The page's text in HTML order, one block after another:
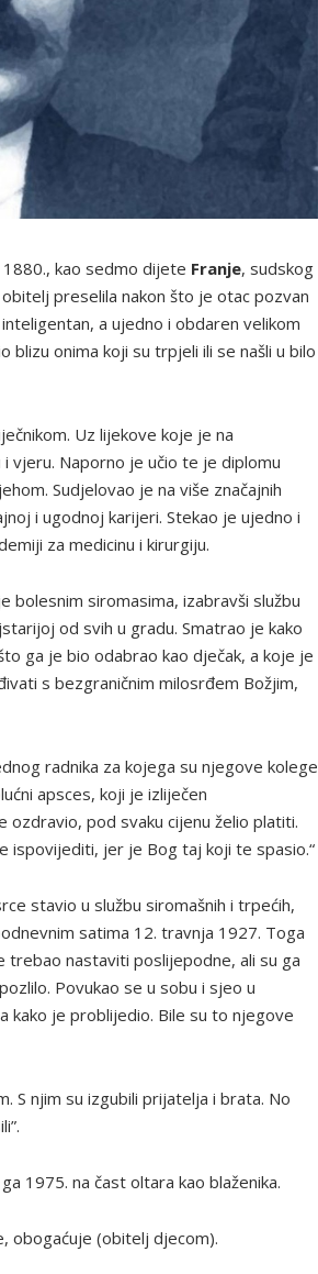
kao sedmo dijete Franje, sudskog
preselila nakon što je otac pozvan
a ujedno i obdaren velikom
blizu onima koji su trpjeli ili se našli u bilo
Uz lijekove koje je na
vjeru. Naporno je učio te je diplomu
Sudjelovao je na više značajnih
i ugodnoj karijeri. Stekao je ujedno i
za medicinu i kirurgiju.
bolesnim siromasima, izabravši službu
od svih u gradu. Smatrao je kako
ga je bio odabrao kao dječak, a koje je
s bezgraničnim milosrđem Božjim,
radnika za kojega su njegove kolege
apsces, koji je izliječen
pod svaku cijenu želio platiti.
ispovijediti, jer je Bog taj koji te spasio.“
stavio u službu siromašnih i trpećih,
satima 12. travnja 1927. Toga
trebao nastaviti poslijepodne, ali su ga
Povukao se u sobu i sjeo u
kako je problijedio. Bile su to njegove
S njim su izgubili prijatelja i brata. No
1975. na čast oltara kao blaženika.
obogaćuje (obitelj djecom).